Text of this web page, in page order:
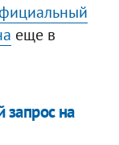
еще в
на